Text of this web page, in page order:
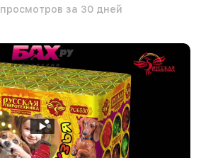
просмотров за 30 дней